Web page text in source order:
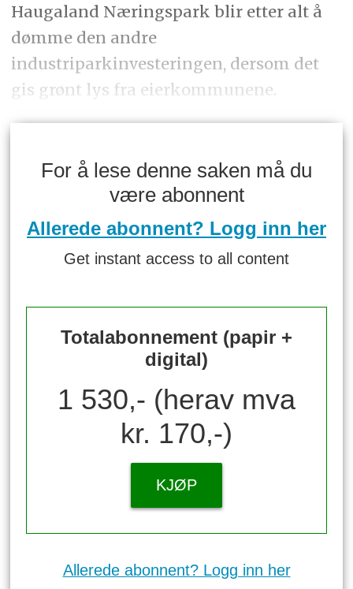
Haugaland Næringspark blir etter alt å
dømme den andre
industriparkinvesteringen, dersom det
gis grønt lys fra eierkommunene.
For å lese denne saken må du
være abonnent
Allerede abonnent? Logg inn her
Get instant access to all content
Totalabonnement (papir +
digital)
1 530,- (herav mva
kr. 170,-)
KJØP
Allerede abonnent? Logg inn her